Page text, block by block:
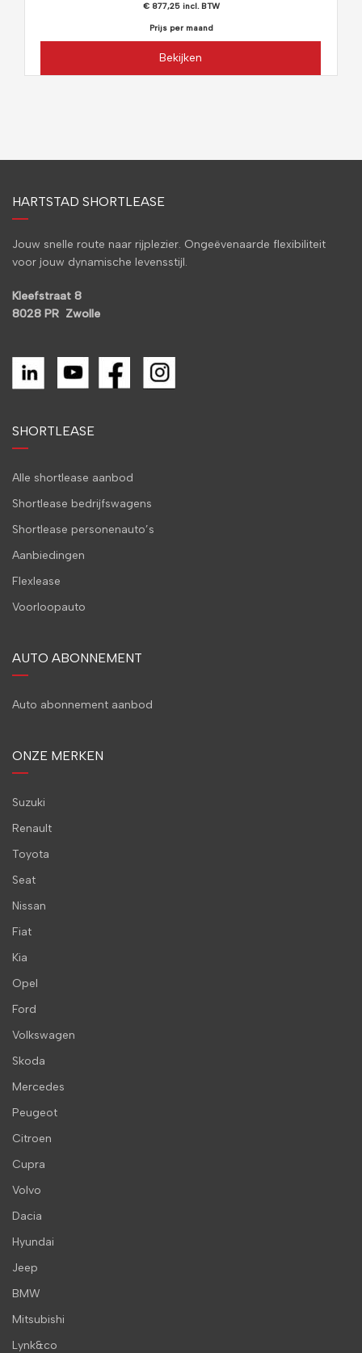
€ 877,25 incl. BTW
Prijs per maand
Bekijken
HARTSTAD SHORTLEASE
Jouw snelle route naar rijplezier. Ongeëvenaarde flexibiliteit
voor jouw dynamische levensstijl.
Kleefstraat 8
8028 PR Zwolle
SHORTLEASE
Alle shortlease aanbod
Shortlease bedrijfswagens
Shortlease personenauto’s
Aanbiedingen
Flexlease
Voorloopauto
AUTO ABONNEMENT
Auto abonnement aanbod
ONZE MERKEN
Suzuki
Renault
Toyota
Seat
Nissan
Fiat
Kia
Opel
Ford
Volkswagen
Skoda
Mercedes
Peugeot
Citroen
Cupra
Volvo
Dacia
Hyundai
Jeep
BMW
Mitsubishi
Lynk&co